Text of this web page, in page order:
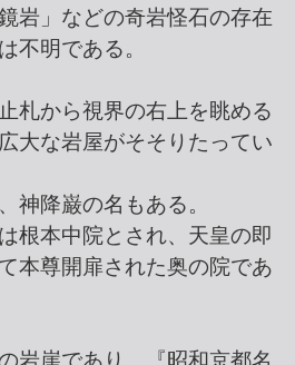
岩」などの奇岩怪石の存在
不明である。
札から視界の右上を眺める
大な岩屋がそそりたってい
神降巌の名もある。
根本中院とされ、天皇の即
本尊開扉された奥の院であ
岩崖であり、『昭和京都名